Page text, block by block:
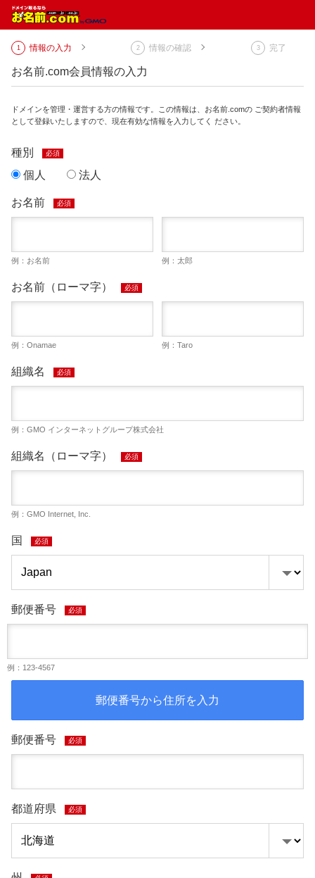
情報の入力 情報の確認 完了
お名前.com会員情報の入力
ドメインを管理・運営する方の情報です。この情報は、お名前.comの ご契約者情報
として登録いたしますので、現在有効な情報を入力してく ださい。
種別 必須
個人 法人
お名前 必須
例：お名前 例：太郎
お名前（ローマ字） 必須
例：Onamae 例：Taro
組織名 必須
例：GMO インターネットグループ株式会社
組織名（ローマ字） 必須
例：GMO Internet, Inc.
国 必須
郵便番号 必須
例：123-4567
郵便番号から住所を入力
郵便番号 必須
都道府県 必須